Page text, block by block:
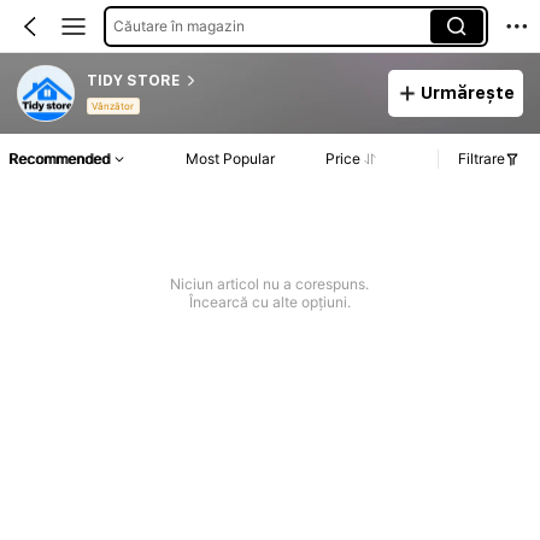
Căutare în magazin
TIDY STORE
Vânzător
Urmărește
Recommended Most Popular Price Filtrare
Niciun articol nu a corespuns.
Încearcă cu alte opțiuni.